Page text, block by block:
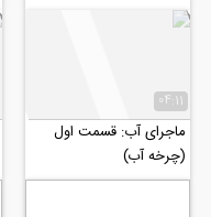
04:11
ماجرای آب: قسمت اول
(چرخه آب)